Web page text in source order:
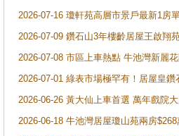
2026-07-16 瓊軒苑高層市景戶最新1房
2026-07-09 鑽石山3年樓齡居屋王啟翔
2026-07-08 市區上車熱點 牛池灣新麗
2026-07-01 綠表市場極罕有！居屋皇
2026-06-26 黃大仙上車首選 萬年戲院
2026-06-18 牛池灣居屋瓊山苑兩房